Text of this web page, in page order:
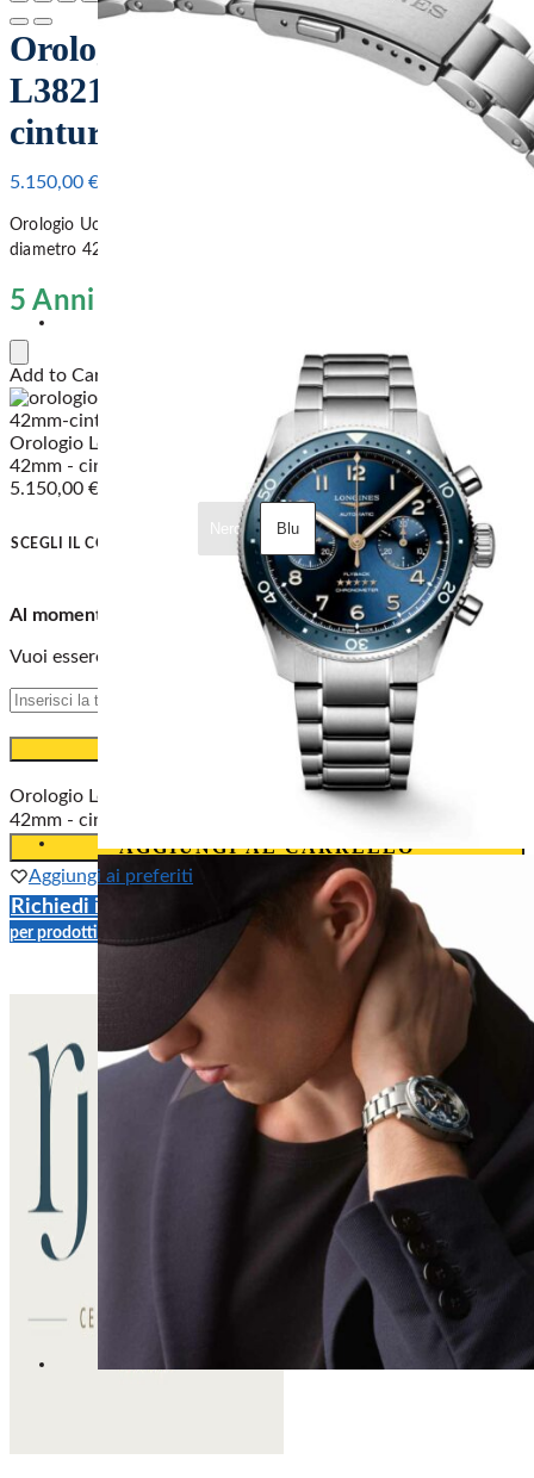
Orologio Longines Spirit Flyback
L3821 – cassa Acciaio – 42mm –
cinturino Acciaio
5.150,00 €
Orologio Uomo Longines Spirit Flyback L3821 con cassa Acciaio
diametro 42mm e cinturino Acciaio.
5 Anni di GARANZIA Ufficiale
Add to Cart
Orologio Longines Spirit Flyback L3821 - cassa Acciaio -
42mm - cinturino Acciaio
5.150,00 €
SCEGLI IL COLORE
Nero Blu
Svuota
Al momento non disponibile
Vuoi essere avvisato quando il prodotto torna disponibile?
Orologio Longines Spirit Flyback L3821 - cassa Acciaio -
42mm - cinturino Acciaio quantità
AGGIUNGI AL CARRELLO
Aggiungi ai preferiti
Richiedi il tuo PREZZO SPECIALE
per prodotti non scontati